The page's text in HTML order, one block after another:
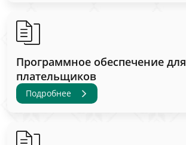
Программное обеспечение для
плательщиков
Подробнее